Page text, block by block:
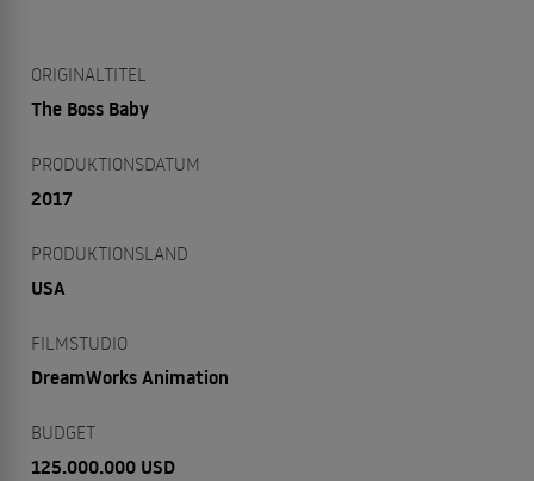
ORIGINALTITEL
The Boss Baby
PRODUKTIONSDATUM
2017
PRODUKTIONSLAND
USA
FILMSTUDIO
DreamWorks Animation
BUDGET
125.000.000 USD